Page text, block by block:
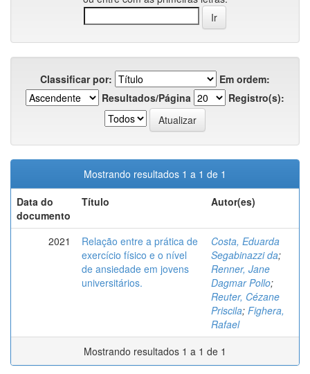
Classificar por:
Em ordem:
Resultados/Página
Registro(s):
Mostrando resultados 1 a 1 de 1
Data do
documento
Título Autor(es)
2021
Relação entre a prática de
exercício físico e o nível
de ansiedade em jovens
universitários.
Costa, Eduarda
Segabinazzi da;
Renner, Jane
Dagmar Pollo;
Reuter, Cézane
Priscila; Fighera,
Rafael
Mostrando resultados 1 a 1 de 1